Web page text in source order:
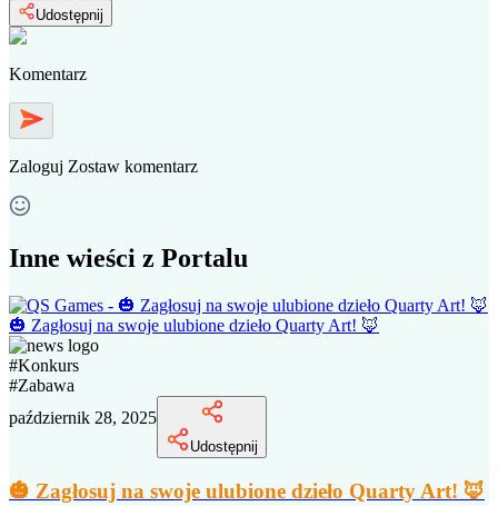
Udostępnij
Komentarz
Zaloguj Zostaw komentarz
Inne wieści z Portalu
🎃 Zagłosuj na swoje ulubione dzieło Quarty Art! 🦊
#Konkurs
#Zabawa
październik 28, 2025
Udostępnij
🎃 Zagłosuj na swoje ulubione dzieło Quarty Art! 🦊